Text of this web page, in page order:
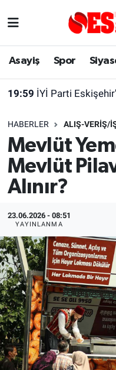
Asayiş Spor
19:59 İYİ Parti
HABERLER ALIŞ-VERIŞ/
Mevlüt
Mevlüt
Alınır?
23.06.2026 - 08:51
YAYINLANMA
Asayiş
Gündem
Türkiye
Dünya
Sağlık
Alış-Veriş/İş
Yaşam
Eskişehirspor
Eskişehir Arşivi
Röportaj
Ekonomi
Kültür Sanat
Politika
Bilecik
Kütahya
Eskişehir Nöbetçi
Süper Lig Puan
Tüm Manşetler
Son Dakika
Haber Arşivi